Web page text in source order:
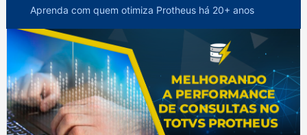
Aprenda com quem otimiza Protheus há 20+ anos